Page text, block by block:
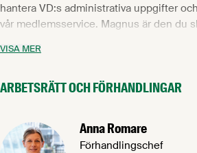
hantera VD:s administrativa uppgifter
vår medlemsservice. Magnus är den du
från någon av våra utbildningar eller om
mångårig erfarenhet från en rad olika
VISA MER
ARBETSRÄTT OCH FÖRHANDLINGAR
Anna Romare
Förhandlingschef